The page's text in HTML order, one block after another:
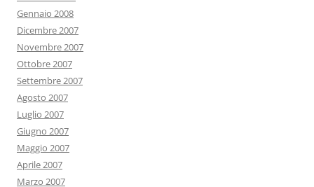
Gennaio 2008
Dicembre 2007
Novembre 2007
Ottobre 2007
Settembre 2007
Agosto 2007
Luglio 2007
Giugno 2007
Maggio 2007
Aprile 2007
Marzo 2007